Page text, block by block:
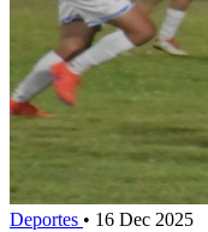
Deportes • 16 Dec 2025